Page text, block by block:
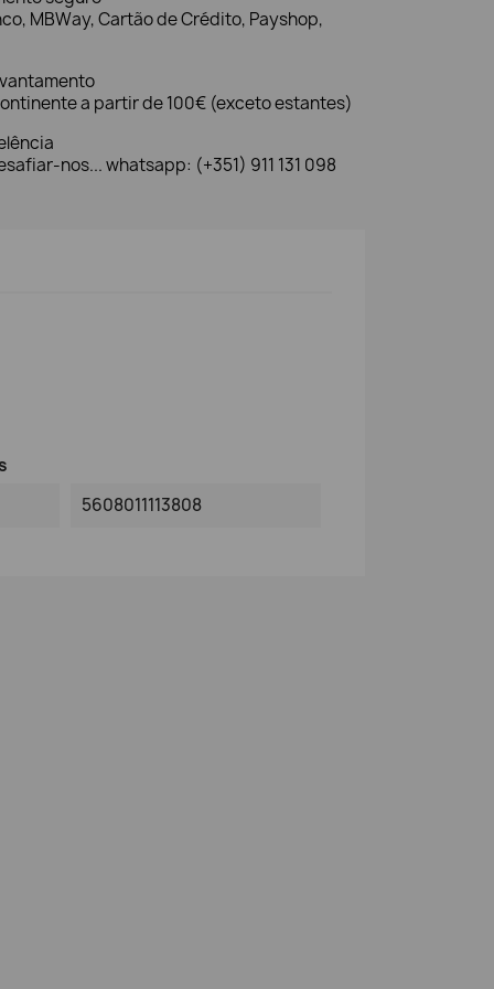
MBWay, Cartão de Crédito, Payshop,
a partir de 100€ (exceto estantes)
nos... whatsapp: (+351) 911 131 098
5608011113808